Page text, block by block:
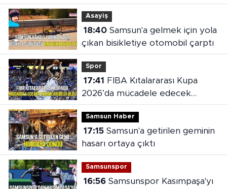
şahıs yakalandı
Asayiş
18:40Samsun'a gelmek için yola
çıkan bisikletiye otomobil çarptı
Spor
17:41
2026’da mücadele edecek
takımlar belli oldu
Samsun Haber
17:15Samsun'a getirilen geminin
hasarı ortaya çıktı
Samsunspor
16:56Samsunspor Kasımpaşa'yı